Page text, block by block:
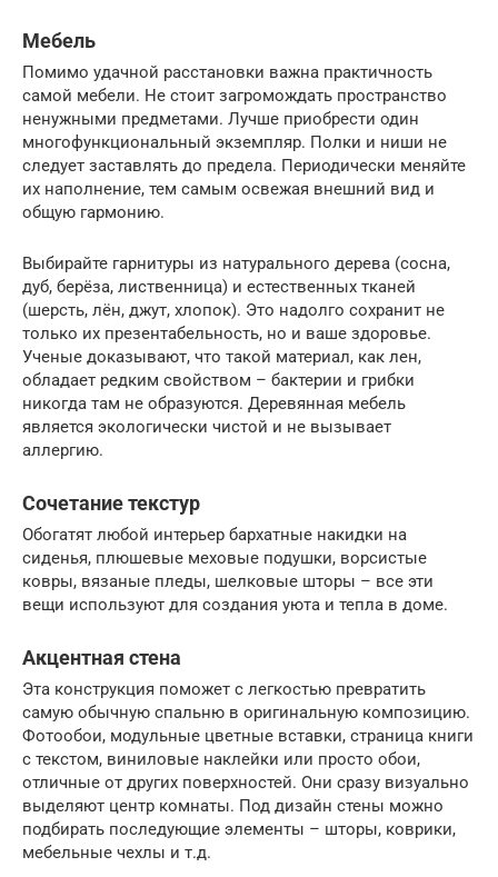
Мебель
Помимо удачной расстановки важна практичность
самой мебели. Не стоит загромождать пространство
ненужными предметами. Лучше приобрести один
многофункциональный экземпляр. Полки и ниши не
следует заставлять до предела. Периодически меняйте
их наполнение, тем самым освежая внешний вид и
общую гармонию.
Выбирайте гарнитуры из натурального дерева (сосна,
дуб, берёза, лиственница) и естественных тканей
(шерсть, лён, джут, хлопок). Это надолго сохранит не
только их презентабельность, но и ваше здоровье.
Ученые доказывают, что такой материал, как лен,
обладает редким свойством – бактерии и грибки
никогда там не образуются. Деревянная мебель
является экологически чистой и не вызывает
аллергию.
Сочетание текстур
Обогатят любой интерьер бархатные накидки на
сиденья, плюшевые меховые подушки, ворсистые
ковры, вязаные пледы, шелковые шторы – все эти
вещи используют для создания уюта и тепла в доме.
Акцентная стена
Эта конструкция поможет с легкостью превратить
самую обычную спальню в оригинальную композицию.
Фотообои, модульные цветные вставки, страница книги
с текстом, виниловые наклейки или просто обои,
отличные от других поверхностей. Они сразу визуально
выделяют центр комнаты. Под дизайн стены можно
подбирать последующие элементы – шторы, коврики,
мебельные чехлы и т.д.